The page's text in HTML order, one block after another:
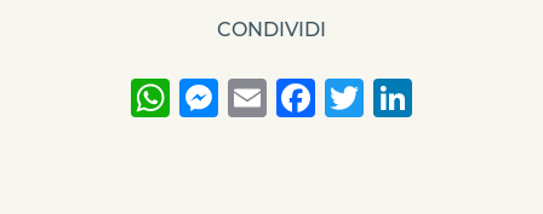
CONDIVIDI
WhatsApp
Messenger
Email
Facebook
Twitter